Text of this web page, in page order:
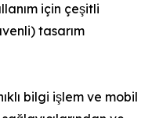
için çeşitli
tasarım
bilgi işlem ve mobil